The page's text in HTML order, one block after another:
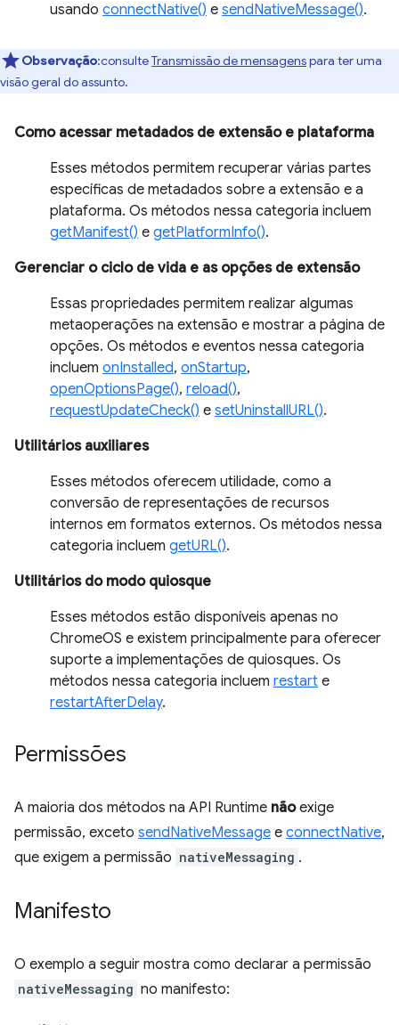
usando connectNative() e sendNativeMessage().
Observação:consulteTransmissão de mensagenspara ter uma
visão geral do assunto.
Como acessar metadados de extensão e plataforma
Esses métodos permitem recuperar várias partes
específicas de metadados sobre a extensão e a
plataforma. Os métodos nessa categoria incluem
getManifest() e getPlatformInfo().
Gerenciar o ciclo de vida e as opções de extensão
Essas propriedades permitem realizar algumas
metaoperações na extensão e mostrar a página de
opções. Os métodos e eventos nessa categoria
incluem onInstalled, onStartup,
openOptionsPage(), reload(),
requestUpdateCheck() e setUninstallURL().
Utilitários auxiliares
Esses métodos oferecem utilidade, como a
conversão de representações de recursos
internos em formatos externos. Os métodos nessa
categoria incluem getURL().
Utilitários do modo quiosque
Esses métodos estão disponíveis apenas no
ChromeOS e existem principalmente para oferecer
suporte a implementações de quiosques. Os
métodos nessa categoria incluem restart e
restartAfterDelay.
Permissões
A maioria dos métodos na API Runtime nãoexige
permissão, exceto sendNativeMessage e connectNative,
que exigem a permissão nativeMessaging .
Manifesto
O exemplo a seguir mostra como declarar a permissão
nativeMessaging no manifesto: